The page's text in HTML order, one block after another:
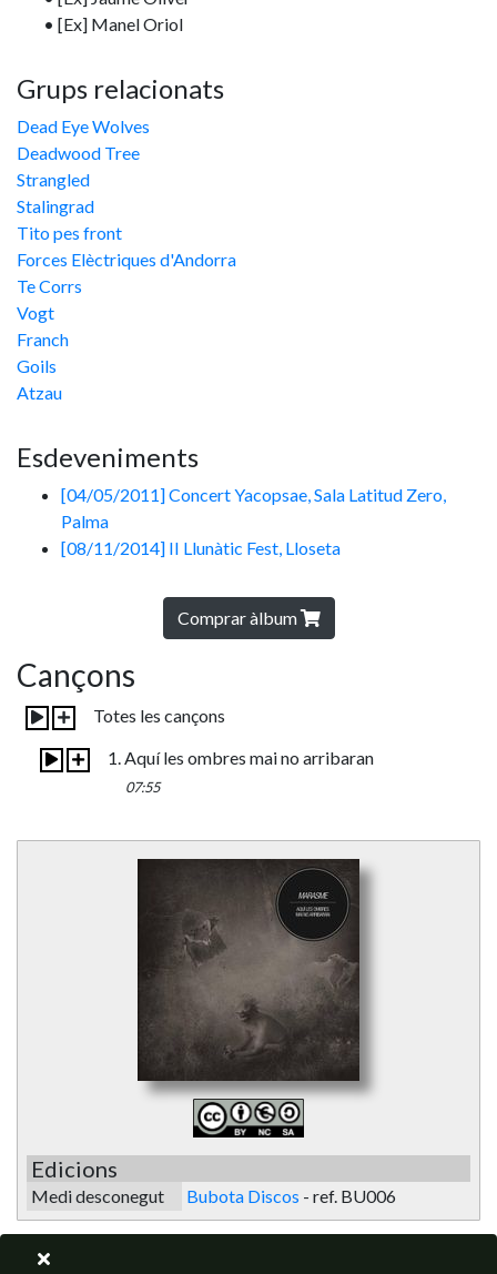
• [Ex] Manel Oriol
Grups relacionats
Dead Eye Wolves
Deadwood Tree
Strangled
Stalingrad
Tito pes front
Forces Elèctriques d'Andorra
Te Corrs
Vogt
Franch
Goils
Atzau
Esdeveniments
[04/05/2011] Concert Yacopsae, Sala Latitud Zero,
Palma
[08/11/2014] II Llunàtic Fest, Lloseta
Comprar àlbum
Cançons
Totes les cançons
1. Aquí les ombres mai no arribaran
07:55
Edicions
Medi desconegut Bubota Discos - ref. BU006